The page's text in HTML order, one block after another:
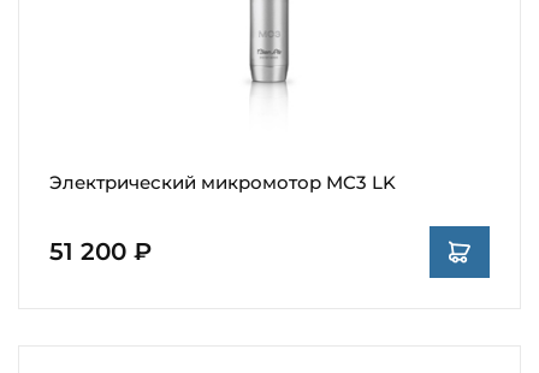
Электрический микромотор MC3 LK
51 200 ₽